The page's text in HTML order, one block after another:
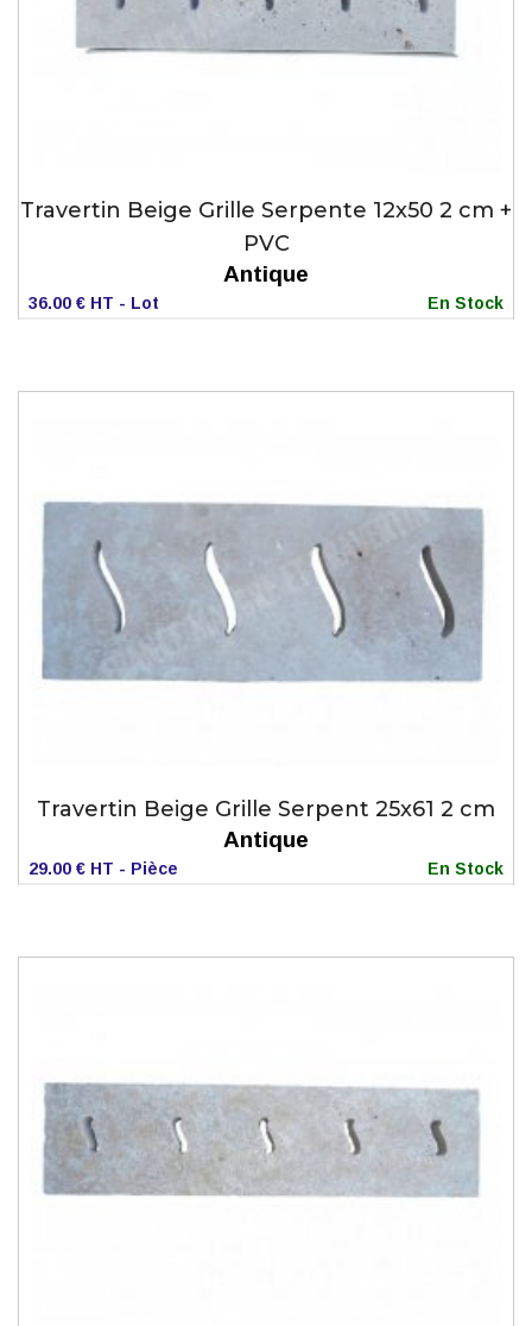
Travertin Beige Grille Serpente 12x50 2 cm +
PVC
Antique
36.00 € HT - Lot En Stock
Travertin Beige Grille Serpent 25x61 2 cm
Antique
29.00 € HT - Pièce En Stock